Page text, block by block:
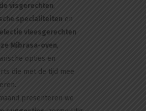
visgerechten ,
specialiteiten en
vleesgerechten
Mibrasa-oven,
opties en
die met de tijd mee
presenteren we